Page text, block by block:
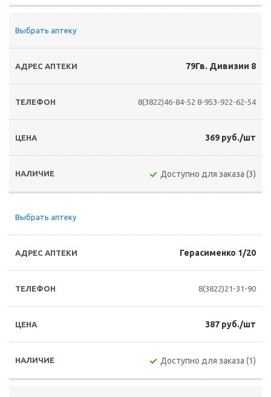
Выбрать аптеку
79Гв. Дивизии 8
8(3822)46-84-52 8-953-922-62-54
369 руб./шт
Доступно для заказа (3)
Выбрать аптеку
Герасименко 1/20
8(3822)21-31-90
387 руб./шт
Доступно для заказа (1)